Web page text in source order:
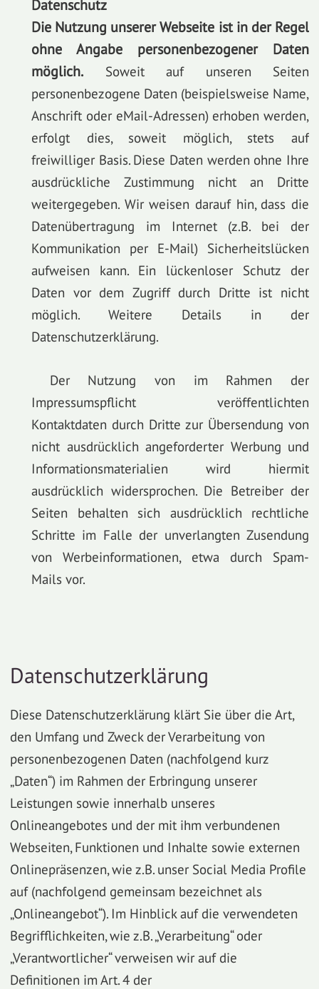
Datenschutz
Die Nutzung unserer Webseite ist in der Regel
ohne Angabe personenbezogener Daten
möglich. Soweit auf unseren Seiten
personenbezogene Daten (beispielsweise Name,
Anschrift oder eMail-Adressen) erhoben werden,
erfolgt dies, soweit möglich, stets auf
freiwilliger Basis. Diese Daten werden ohne Ihre
ausdrückliche Zustimmung nicht an Dritte
weitergegeben. Wir weisen darauf hin, dass die
Datenübertragung im Internet (z.B. bei der
Kommunikation per E-Mail) Sicherheitslücken
aufweisen kann. Ein lückenloser Schutz der
Daten vor dem Zugriff durch Dritte ist nicht
möglich. Weitere Details in der
Datenschutzerklärung.
Der Nutzung von im Rahmen der
Impressumspflicht veröffentlichten
Kontaktdaten durch Dritte zur Übersendung von
nicht ausdrücklich angeforderter Werbung und
Informationsmaterialien wird hiermit
ausdrücklich widersprochen. Die Betreiber der
Seiten behalten sich ausdrücklich rechtliche
Schritte im Falle der unverlangten Zusendung
von Werbeinformationen, etwa durch Spam-
Mails vor.
Datenschutzerklärung
Diese Datenschutzerklärung klärt Sie über die Art,
den Umfang und Zweck der Verarbeitung von
personenbezogenen Daten (nachfolgend kurz
„Daten“) im Rahmen der Erbringung unserer
Leistungen sowie innerhalb unseres
Onlineangebotes und der mit ihm verbundenen
Webseiten, Funktionen und Inhalte sowie externen
Onlinepräsenzen, wie z.B. unser Social Media Profile
auf (nachfolgend gemeinsam bezeichnet als
„Onlineangebot“). Im Hinblick auf die verwendeten
Begrifflichkeiten, wie z.B. „Verarbeitung“ oder
„Verantwortlicher“ verweisen wir auf die
Definitionen im Art. 4 der